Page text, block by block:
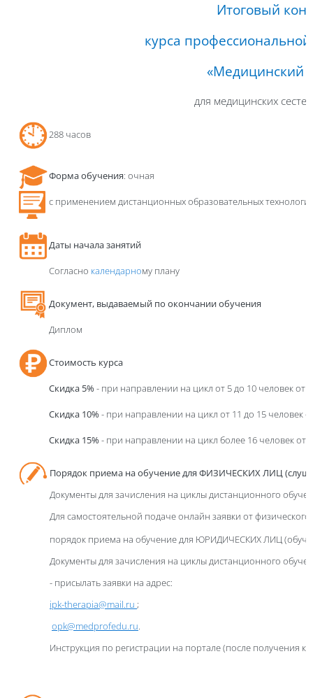
Итоговый
курса
«Медицинский
для медицинских
288 часов
Форма обучения: очная
с применением дистанционныхобразовательных
Даты начала занятий
Согласно календарному плану
Документ, выдаваемый по окончании обучения
Диплом
Стоимость курса
Скидка 5% - при направлении на цикл от 5 до 10 человек от
Скидка 10% - при направлении на цикл от 11 до 15 человек
Скидка 15% - при направлении на цикл более 16 человек от
Порядок приема на обучение для ФИЗИЧЕСКИХ ЛИЦ
Документы для зачисления на циклы дистанционного
Для самостоятельной подаче онлайн заявки от
порядок приема на обучение для ЮРИДИЧЕСКИХ ЛИЦ
Документы для зачисления на циклы дистанционного
- присылать заявки на адрес:
ipk-therapia@mail.ru ;
opk@medprofedu.ru.
Инструкция по регистрации на портале(после получения